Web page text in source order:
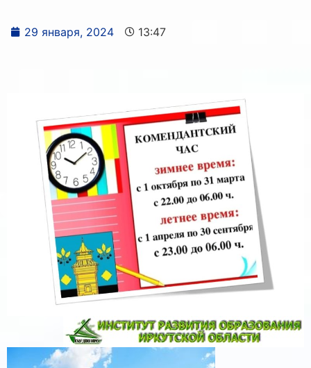
29 января, 2024 13:47